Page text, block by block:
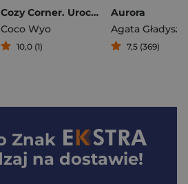
Cozy Corner. Urocza i relaksująca kolorowanka
Coco Wyo
10,0 (1)
Aurora
Agata Gładysz
7,5 (369)
Znak
na dostawie!